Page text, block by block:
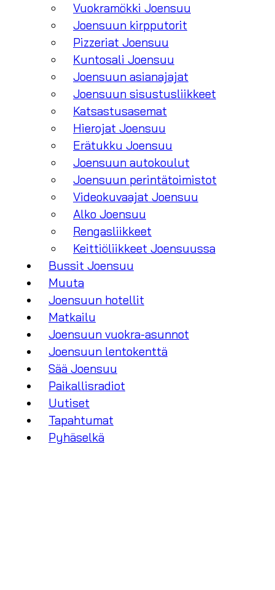
Vuokramökki Joensuu
Joensuun kirpputorit
Pizzeriat Joensuu
Kuntosali Joensuu
Joensuun asianajajat
Joensuun sisustusliikkeet
Katsastusasemat
Hierojat Joensuu
Erätukku Joensuu
Joensuun autokoulut
Joensuun perintätoimistot
Videokuvaajat Joensuu
Alko Joensuu
Rengasliikkeet
Keittiöliikkeet Joensuussa
Bussit Joensuu
Muuta
Joensuun hotellit
Matkailu
Joensuun vuokra-asunnot
Joensuun lentokenttä
Sää Joensuu
Paikallisradiot
Uutiset
Tapahtumat
Pyhäselkä